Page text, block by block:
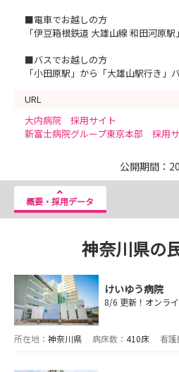
■電車でお越しの方
「伊豆箱根鉄道 大雄山線 和田河原
■バスでお越しの方
「小田原駅」から「大雄山駅行き」
URL
大内病院 採用サイト
新富士病院グループ東京本部 採用
公開期間：
概要・採用データ
神奈川県の
けいゆう病院
所在地： 神奈川県 病床数： 410床 看護